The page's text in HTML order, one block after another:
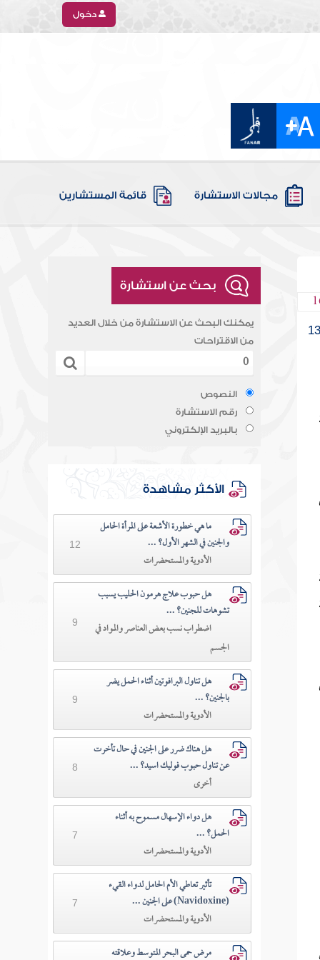
دخول
مجالات الاستشارة قائمة المستشارين
بحث عن استشارة
يمكنك البحث عن الاستشارة من خلال العديد
من الاقتراحات
النصوص
رقم الاستشارة
بالبريد الإلكتروني
الأكثر مشاهدة
ما هي خطورة الأشعة على المرأة الحامل
والجنين في الشهر الأول؟ ...
الأدوية والمستحضرات
12
هل حبوب علاج هرمون الحليب يسبب
تشوهات للجنين؟ ...
اضطراب نسب بعض العناصر والمواد في
الجسم
9
هل تناول البرافوتين أثناء الحمل يضر
بالجنين؟ ...
الأدوية والمستحضرات
9
هل هناك ضرر على الجنين في حال تأخرت
عن تناول حبوب فوليك اسيد؟ ...
أخرى
8
هل دواء الإسهال مسموح به أثناء
الحمل؟ ...
الأدوية والمستحضرات
7
تأثير تعاطي الأم الحامل لدواء القيء
(Navidoxine) على الجنين ...
الأدوية والمستحضرات
7
مرض حمى البحر المتوسط وعلاقته